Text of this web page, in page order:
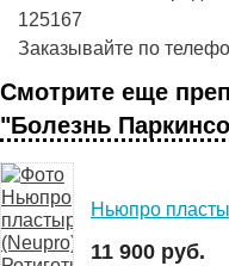
125167
Заказывайте по
Смотрите еще
"Болезнь
Ньюпро
11 900 руб.